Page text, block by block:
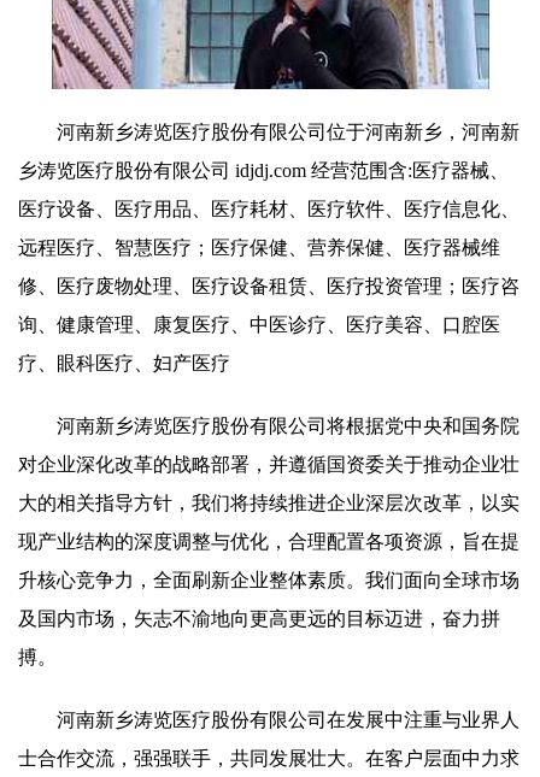
河南新乡涛览医疗股份有限公司位于河南新乡，河南新
乡涛览医疗股份有限公司 idjdj.com 经营范围含:医疗器械、
医疗设备、医疗用品、医疗耗材、医疗软件、医疗信息化、
远程医疗、智慧医疗；医疗保健、营养保健、医疗器械维
修、医疗废物处理、医疗设备租赁、医疗投资管理；医疗咨
询、健康管理、康复医疗、中医诊疗、医疗美容、口腔医
疗、眼科医疗、妇产医疗
河南新乡涛览医疗股份有限公司将根据党中央和国务院
对企业深化改革的战略部署，并遵循国资委关于推动企业壮
大的相关指导方针，我们将持续推进企业深层次改革，以实
现产业结构的深度调整与优化，合理配置各项资源，旨在提
升核心竞争力，全面刷新企业整体素质。我们面向全球市场
及国内市场，矢志不渝地向更高更远的目标迈进，奋力拼
搏。
河南新乡涛览医疗股份有限公司在发展中注重与业界人
士合作交流，强强联手，共同发展壮大。在客户层面中力求